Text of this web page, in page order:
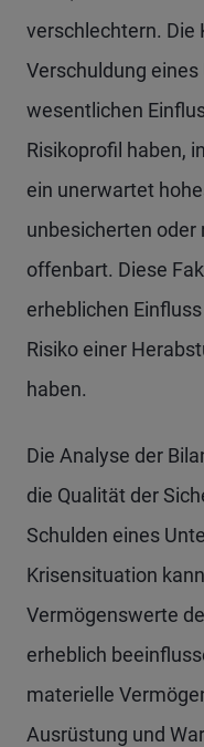
verschlechtern. Die
Verschuldung
wesentlichen
Risikoprofil haben,
ein unerwartet
unbesicherten oder
offenbart. Diese
erheblichen
Risiko einer
haben.
Die Analyse der
die Qualität der
Schulden eines
Krisensituation
Vermögenswerte
erheblich
materielle
Ausrüstung und